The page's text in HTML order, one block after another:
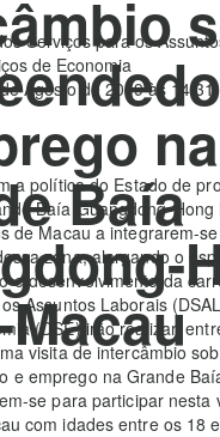
na
Baía
Serviços para os
de Economia
Agosto de 2019 às 14:31
a política do Estado de
Baía Guangdong-Hong
de Macau a integrarem-
zona, alargando o
e desenvolvimento da
Assuntos Laborais
(DSE) irão realizar,
visita de intercâmbio
e emprego na Grande
se para participar nesta
com idades entre os 18